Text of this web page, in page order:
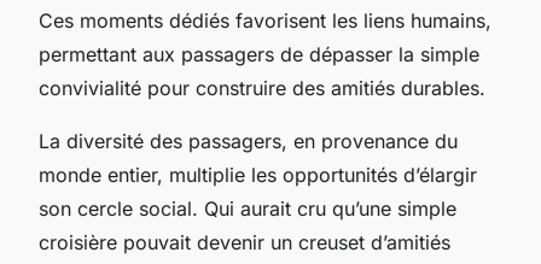
Ces moments dédiés favorisent les liens humains,
permettant aux passagers de dépasser la simple
convivialité pour construire des amitiés durables.
La diversité des passagers, en provenance du
monde entier, multiplie les opportunités d’élargir
son cercle social. Qui aurait cru qu’une simple
croisière pouvait devenir un creuset d’amitiés